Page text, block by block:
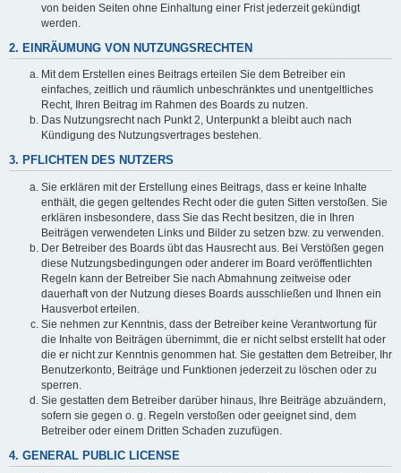
von beiden Seiten ohne Einhaltung einer Frist jederzeit gekündigt
werden.
2. EINRÄUMUNG VON NUTZUNGSRECHTEN
Mit dem Erstellen eines Beitrags erteilen Sie dem Betreiber ein
einfaches, zeitlich und räumlich unbeschränktes und unentgeltliches
Recht, Ihren Beitrag im Rahmen des Boards zu nutzen.
Das Nutzungsrecht nach Punkt 2, Unterpunkt a bleibt auch nach
Kündigung des Nutzungsvertrages bestehen.
3. PFLICHTEN DES NUTZERS
Sie erklären mit der Erstellung eines Beitrags, dass er keine Inhalte
enthält, die gegen geltendes Recht oder die guten Sitten verstoßen. Sie
erklären insbesondere, dass Sie das Recht besitzen, die in Ihren
Beiträgen verwendeten Links und Bilder zu setzen bzw. zu verwenden.
Der Betreiber des Boards übt das Hausrecht aus. Bei Verstößen gegen
diese Nutzungsbedingungen oder anderer im Board veröffentlichten
Regeln kann der Betreiber Sie nach Abmahnung zeitweise oder
dauerhaft von der Nutzung dieses Boards ausschließen und Ihnen ein
Hausverbot erteilen.
Sie nehmen zur Kenntnis, dass der Betreiber keine Verantwortung für
die Inhalte von Beiträgen übernimmt, die er nicht selbst erstellt hat oder
die er nicht zur Kenntnis genommen hat. Sie gestatten dem Betreiber, Ihr
Benutzerkonto, Beiträge und Funktionen jederzeit zu löschen oder zu
sperren.
Sie gestatten dem Betreiber darüber hinaus, Ihre Beiträge abzuändern,
sofern sie gegen o. g. Regeln verstoßen oder geeignet sind, dem
Betreiber oder einem Dritten Schaden zuzufügen.
4. GENERAL PUBLIC LICENSE